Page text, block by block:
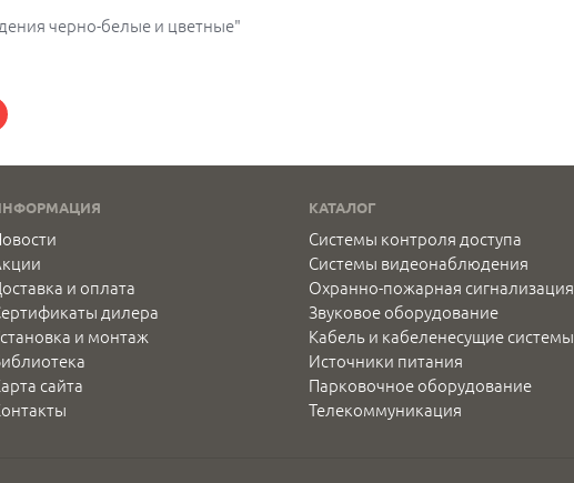
черно-белые и цветные"
и оплата
дилера
и монтаж
сайта
КАТАЛОГ
Системы контроля доступа
Системы видеонаблюдения
Охранно-пожарная сигнализация
Звуковое оборудование
Кабель и кабеленесущие системы
Источники питания
Парковочное оборудование
Телекоммуникация